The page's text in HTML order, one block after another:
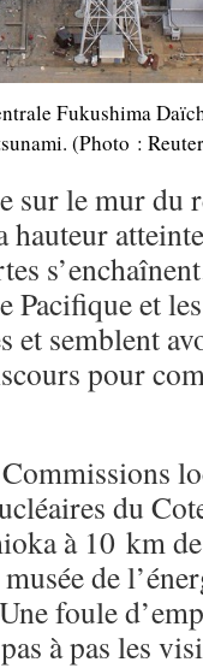
Fukushima
(Photo :
sur le mur du
Pacifique et
et semblent
pour
du
à 10 km
de
foule
à pas les